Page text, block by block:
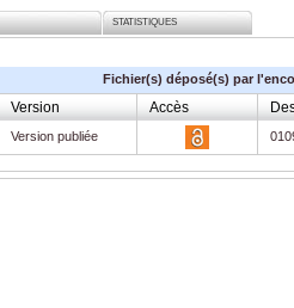
STATISTIQUES
Fichier(s) déposé(s) par
Version Accès
Version publiée